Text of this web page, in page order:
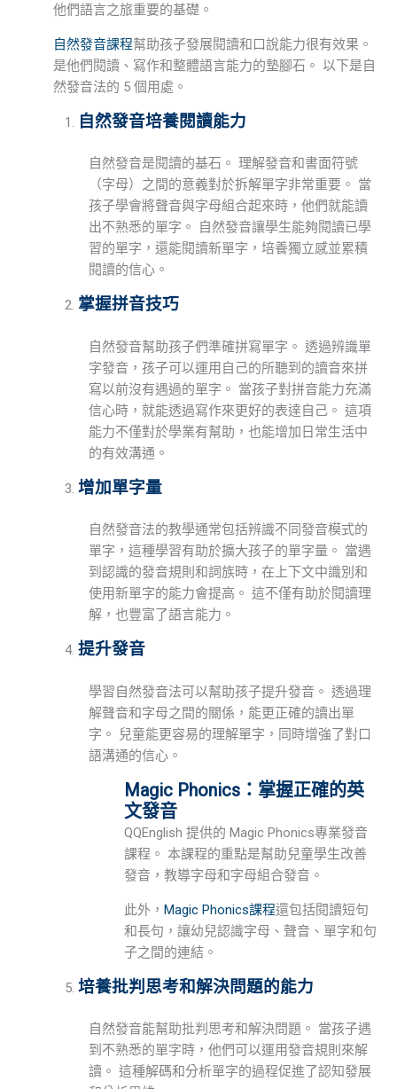
他們語言之旅重要的基礎。
自然發音課程幫助孩子發展閱讀和口說能力很有效果。
是他們閱讀、寫作和整體語言能力的墊腳石。 以下是自
然發音法的 5 個用處。
自然發音培養閱讀能力
自然發音是閱讀的基石。 理解發音和書面符號
（字母）之間的意義對於拆解單字非常重要。 當
孩子學會將聲音與字母組合起來時，他們就能讀
出不熟悉的單字。 自然發音讓學生能夠閱讀已學
習的單字，還能閱讀新單字，培養獨立感並累積
閱讀的信心。
掌握拼音技巧
自然發音幫助孩子們準確拼寫單字。 透過辨識單
字發音，孩子可以運用自己的所聽到的讀音來拼
寫以前沒有遇過的單字。 當孩子對拼音能力充滿
信心時，就能透過寫作來更好的表達自己。 這項
能力不僅對於學業有幫助，也能增加日常生活中
的有效溝通。
增加單字量
自然發音法的教學通常包括辨識不同發音模式的
單字，這種學習有助於擴大孩子的單字量。 當遇
到認識的發音規則和詞族時，在上下文中識別和
使用新單字的能力會提高。 這不僅有助於閱讀理
解，也豐富了語言能力。
提升發音
學習自然發音法可以幫助孩子提升發音。 透過理
解聲音和字母之間的關係，能更正確的讀出單
字。 兒童能更容易的理解單字，同時增強了對口
語溝通的信心。
Magic Phonics：掌握正確的英
文發音
QQEnglish 提供的 Magic Phonics專業發音
課程。 本課程的重點是幫助兒童學生改善
發音，教導字母和字母組合發音。
此外， Magic Phonics課程還包括閱讀短句
和長句，讓幼兒認識字母、聲音、單字和句
子之間的連結。
培養批判思考和解決問題的能力
自然發音能幫助批判思考和解決問題。 當孩子遇
到不熟悉的單字時，他們可以運用發音規則來解
讀。 這種解碼和分析單字的過程促進了認知發展